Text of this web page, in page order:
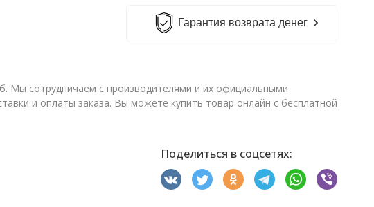
Гарантия возврата денег
Мы сотрудничаем с производителями и их официальными
и оплаты заказа. Вы можете купить товар онлайн с бесплатной
Поделиться в соцсетях: